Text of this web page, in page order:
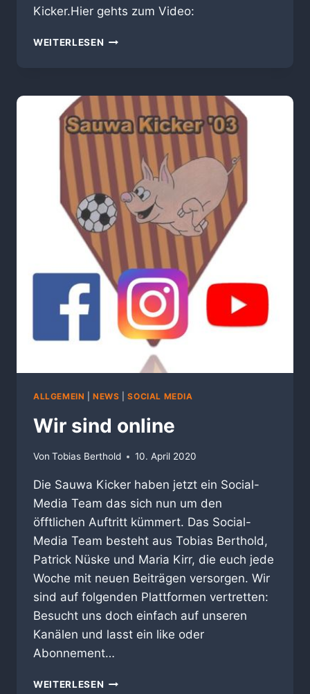
Kicker.Hier gehts zum Video:
WEITERLESEN SAUWA
ALLGEMEIN |NEWS |SOCIAL MEDIA
Wir sind online
Von Tobias Berthold 10. April 2020
Die Sauwa Kicker haben jetzt ein Social-
Media Team das sich nun um den
öfftlichen Auftritt kümmert. Das Social-
Media Team besteht aus Tobias Berthold,
Patrick Nüske und Maria Kirr, die euch jede
Woche mit neuen Beiträgen versorgen. Wir
sind auf folgenden Plattformen vertretten:
Besucht uns doch einfach auf unseren
Kanälen und lasst ein like oder
Abonnement…
WEITERLESEN WIR